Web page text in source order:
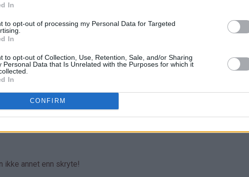
In
to opt-out of processing my Personal Data for Targeted
In
to opt-out of Collection, Use, Retention, Sale, and/or Sharing
Personal Data that Is Unrelated with the Purposes for which it
In
CONFIRM
ikke annet enn skryte!